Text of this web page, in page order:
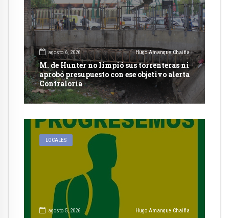
agosto 6, 2026 Hugo Amanque Chaiña
M. de Hunter no limpió sus torrenteras ni
aprobó presupuesto con ese objetivo alerta
Contraloría
LOCALES
agosto 5, 2026 Hugo Amanque Chaiña